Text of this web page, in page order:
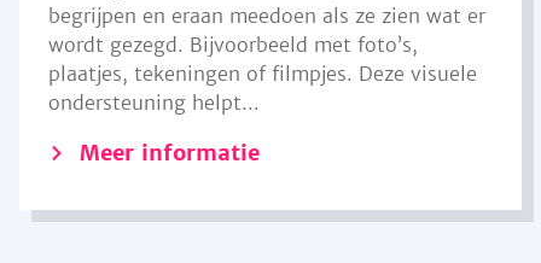
begrijpen en eraan meedoen als ze zien wat er
wordt gezegd. Bijvoorbeeld met foto’s,
plaatjes, tekeningen of filmpjes. Deze visuele
ondersteuning helpt...
Meer informatie